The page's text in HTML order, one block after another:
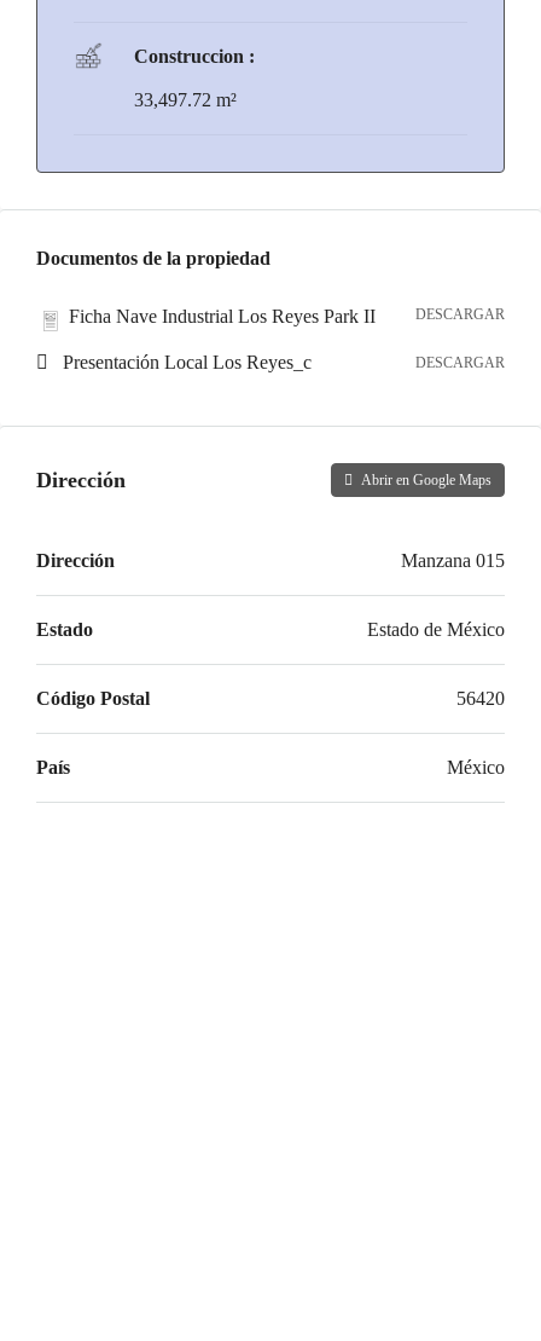
Construccion :
33,497.72 m²
Documentos de la propiedad
Ficha Nave Industrial Los Reyes Park II DESCARGAR
Presentación Local Los Reyes_c DESCARGAR
Dirección Abrir en Google Maps
Dirección Manzana 015
Estado Estado de México
Código Postal 56420
País México